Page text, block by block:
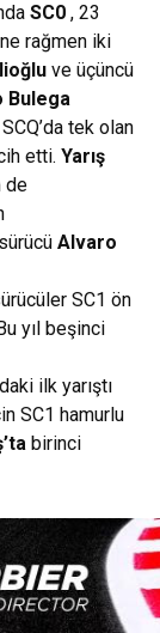
SC0 , 23
rağmen iki
ve üçüncü
Bulega
SCQ’da tek olan
etti. Yarış
de
Alvaro
SC1 ön
yıl beşinci
ilk yarıştı
SC1 hamurlu
birinci